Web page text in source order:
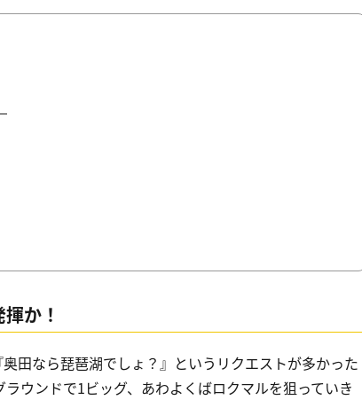
か！
田なら琵琶湖でしょ？』というリクエストが多かった
ウンドで1ビッグ、あわよくばロクマルを狙っていき